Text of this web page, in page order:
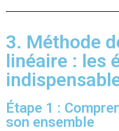
3. Méthode
linéaire : les
Étape 1 :
son ensemble